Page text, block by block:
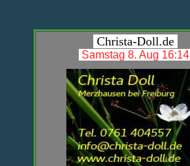
Christa-Doll.de
Samstag 8. Aug 16:14